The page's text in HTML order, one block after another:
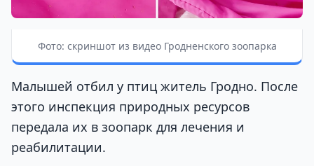
Фото: скриншот из видео Гродненского зоопарка
Малышей отбил у птиц житель Гродно. После
этого инспекция природных ресурсов
передала их в зоопарк для лечения и
реабилитации.